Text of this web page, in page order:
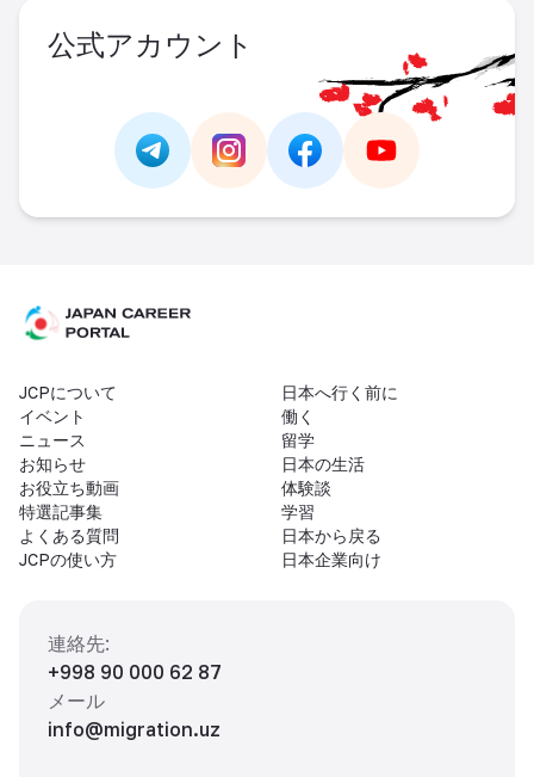
公式アカウント
Link - https://t.me/https://
Link -
JCPについて
イベント
ニュース
お知らせ
お役立ち動画
特選記事集
よくある質問
JCPの使い方
日本へ行く前に
働く
留学
日本の生活
体験談
学習
日本から戻る
日本企業向け
連絡先:
+998 90 000 62 87
メール
info@migration.uz